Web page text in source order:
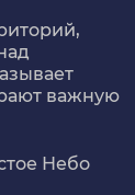
важную
Небо